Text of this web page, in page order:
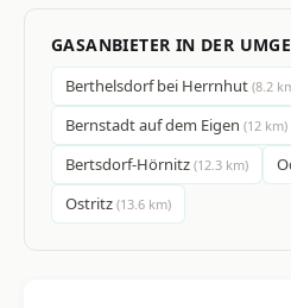
GASANBIETER IN DER
Berthelsdorf bei Herrnhut (8.2
Bernstadt auf dem Eigen (12 km)
Bertsdorf-Hörnitz (12.3 km)
Ostritz (13.6 km)